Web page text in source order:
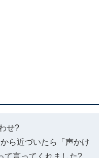
せ?️
ら近づいたら「声かけ